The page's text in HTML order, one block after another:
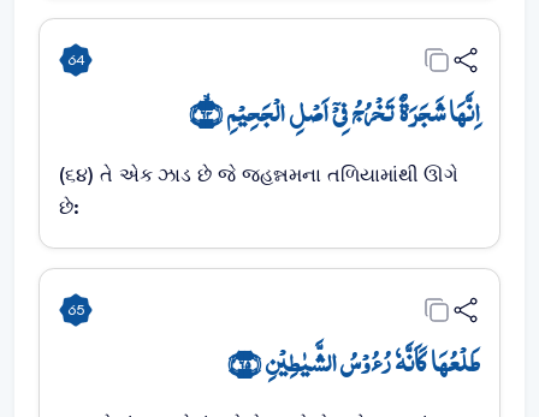
64
اِنَّہَا شَجَرَۃٌ تَخۡرُجُ فِیۡۤ اَصۡلِ الۡجَحِیۡمِ ﴿ۙ۶۴﴾
(૬૪) તે એક ઝાડ છે જે જહન્નમના તળિયામાંથી ઊગે
છે:
65
طَلۡعُہَا کَاَنَّہٗ رُءُوۡسُ الشَّیٰطِیۡنِ ﴿۶۵﴾